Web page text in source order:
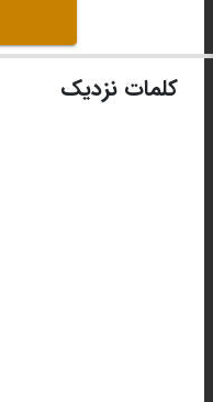
کلمات نزدیک